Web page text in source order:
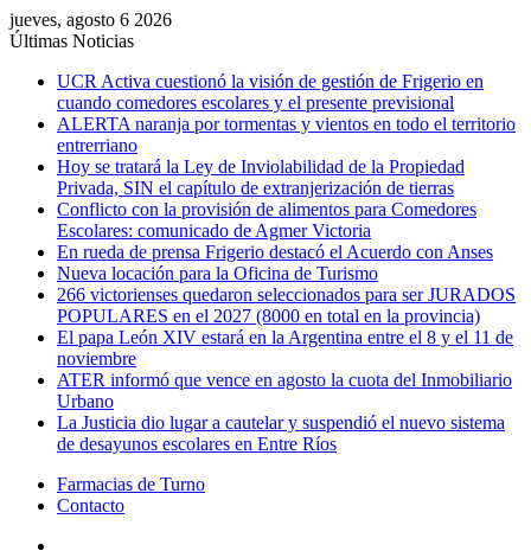
jueves, agosto 6 2026
Últimas Noticias
UCR Activa cuestionó la visión de gestión de Frigerio en
cuando comedores escolares y el presente previsional
ALERTA naranja por tormentas y vientos en todo el territorio
entrerriano
Hoy se tratará la Ley de Inviolabilidad de la Propiedad
Privada, SIN el capítulo de extranjerización de tierras
Conflicto con la provisión de alimentos para Comedores
Escolares: comunicado de Agmer Victoria
En rueda de prensa Frigerio destacó el Acuerdo con Anses
Nueva locación para la Oficina de Turismo
266 victorienses quedaron seleccionados para ser JURADOS
POPULARES en el 2027 (8000 en total en la provincia)
El papa León XIV estará en la Argentina entre el 8 y el 11 de
noviembre
ATER informó que vence en agosto la cuota del Inmobiliario
Urbano
La Justicia dio lugar a cautelar y suspendió el nuevo sistema
de desayunos escolares en Entre Ríos
Farmacias de Turno
Contacto